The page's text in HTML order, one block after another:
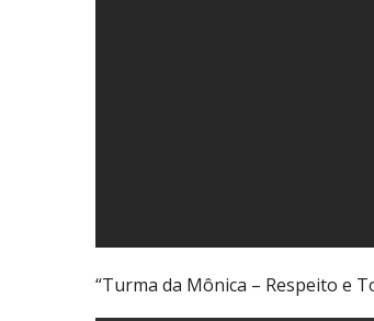
“Turma da Mônica – Respeito e